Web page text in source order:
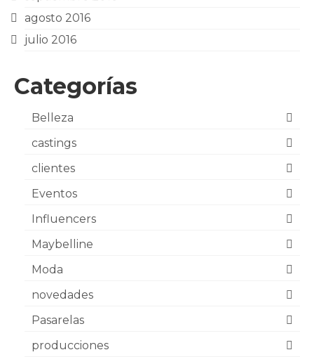
agosto 2016
julio 2016
Categorías
Belleza
castings
clientes
Eventos
Influencers
Maybelline
Moda
novedades
Pasarelas
producciones